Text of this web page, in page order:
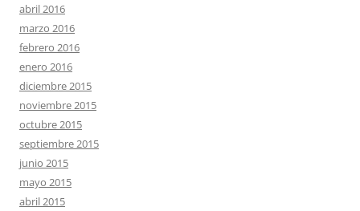
abril 2016
marzo 2016
febrero 2016
enero 2016
diciembre 2015
noviembre 2015
octubre 2015
septiembre 2015
junio 2015
mayo 2015
abril 2015